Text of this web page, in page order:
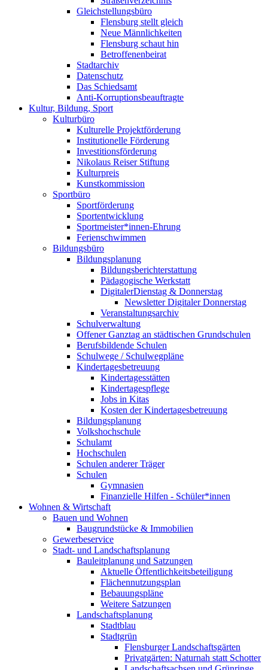
Gleichstellungsbüro
Flensburg stellt gleich
Neue Männlichkeiten
Flensburg schaut hin
Betroffenenbeirat
Stadtarchiv
Datenschutz
Das Schiedsamt
Anti-Korruptionsbeauftragte
Kultur, Bildung, Sport
Kulturbüro
Kulturelle Projektförderung
Institutionelle Förderung
Investitionsförderung
Nikolaus Reiser Stiftung
Kulturpreis
Kunstkommission
Sportbüro
Sportförderung
Sportentwicklung
Sportmeister*innen-Ehrung
Ferienschwimmen
Bildungsbüro
Bildungsplanung
Bildungsberichterstattung
Pädagogische Werkstatt
DigitalerDienstag & Donnerstag
Newsletter Digitaler Donnerstag
Veranstaltungsarchiv
Schulverwaltung
Offener Ganztag an städtischen Grundschulen
Berufsbildende Schulen
Schulwege / Schulwegpläne
Kindertagesbetreuung
Kindertagesstätten
Kindertagespflege
Jobs in Kitas
Kosten der Kindertagesbetreuung
Bildungsplanung
Volkshochschule
Schulamt
Hochschulen
Schulen anderer Träger
Schulen
Gymnasien
Finanzielle Hilfen - Schüler*innen
Wohnen & Wirtschaft
Bauen und Wohnen
Baugrundstücke & Immobilien
Gewerbeservice
Stadt- und Landschaftsplanung
Bauleitplanung und Satzungen
Aktuelle Öffentlichkeitsbeteiligung
Flächennutzungsplan
Bebauungspläne
Weitere Satzungen
Landschaftsplanung
Stadtblau
Stadtgrün
Flensburger Landschaftsgärten
Privatgärten: Naturnah statt Schotter